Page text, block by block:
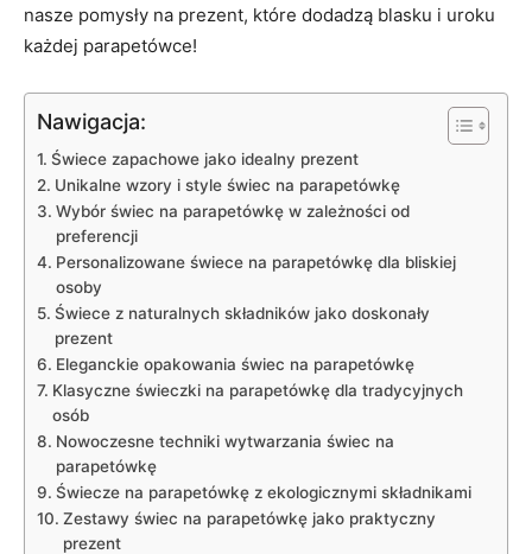
nasze pomysły⁢ na prezent, które dodadzą blasku i uroku
każdej parapetówce!
Nawigacja:
Świece zapachowe jako idealny‌ prezent
Unikalne⁢ wzory ‍i style świec‍ na parapetówkę
Wybór świec na parapetówkę w zależności od
preferencji
Personalizowane ‌świece na parapetówkę dla⁣ bliskiej
osoby
Świece z naturalnych ⁣składników ⁣jako doskonały
prezent
Eleganckie opakowania świec na ⁤parapetówkę
Klasyczne świeczki na parapetówkę ⁤dla tradycyjnych
osób
Nowoczesne techniki wytwarzania ‍świec na
parapetówkę
Świecze ​na parapetówkę z ⁢ekologicznymi składnikami
Zestawy‍ świec na parapetówkę jako praktyczny
prezent